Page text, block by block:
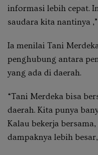
informasi lebih cepat.
saudara kita nantinya
Ia menilai Tani
penghubung antara
yang ada di daerah.
“Tani Merdeka bisa
daerah. Kita punya
Kalau bekerja
dampaknya lebih